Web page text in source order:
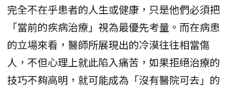
完全不在乎患者的人生或健康，只是他們必須把
「當前的疾病治療」視為最優先考量。而在病患
的立場來看，醫師所展現出的冷漠往往相當傷
人，不但心理上就此陷入痛苦，如果拒絕治療的
技巧不夠高明，就可能成為「沒有醫院可去」的